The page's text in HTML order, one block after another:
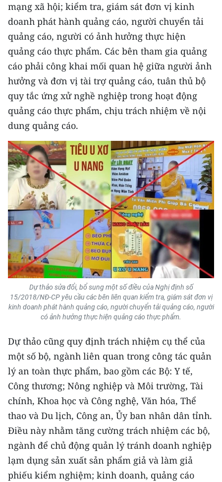
mạng xã hội; kiểm tra, giám sát đơn vị kinh
doanh phát hành quảng cáo, người chuyển tải
quảng cáo, người có ảnh hưởng thực hiện
quảng cáo thực phẩm. Các bên tham gia quảng
cáo phải công khai mối quan hệ giữa người ảnh
hưởng và đơn vị tài trợ quảng cáo, tuân thủ bộ
quy tắc ứng xử nghề nghiệp trong hoạt động
quảng cáo thực phẩm, chịu trách nhiệm về nội
dung quảng cáo.
Dự thảo sửa đổi, bổ sung một số điều của Nghị định số
15/2018/NĐ-CP yêu cầu các bên liên quan kiểm tra, giám sát đơn vị
kinh doanh phát hành quảng cáo, người chuyển tải quảng cáo, người
có ảnh hưởng thực hiện quảng cáo thực phẩm.
Dự thảo cũng quy định trách nhiệm cụ thể của
một số bộ, ngành liên quan trong công tác quản
lý an toàn thực phẩm, bao gồm các Bộ: Y tế,
Công thương; Nông nghiệp và Môi trường, Tài
chính, Khoa học và Công nghệ, Văn hóa, Thể
thao và Du lịch, Công an, Ủy ban nhân dân tỉnh.
Điều này nhằm tăng cường trách nhiệm các bộ,
ngành để chủ động quản lý tránh doanh nghiệp
lạm dụng sản xuất sản phẩm giả và làm giả
phiếu kiểm nghiệm; kinh doanh, quảng cáo